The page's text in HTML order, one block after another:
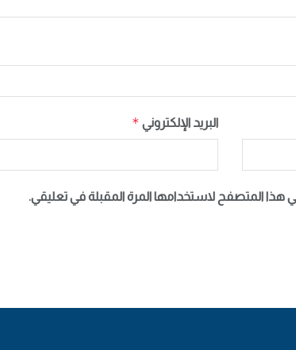
البريد الإلكتروني *
هذا المتصفح لاستخدامها المرة المقبلة في تعليقي.